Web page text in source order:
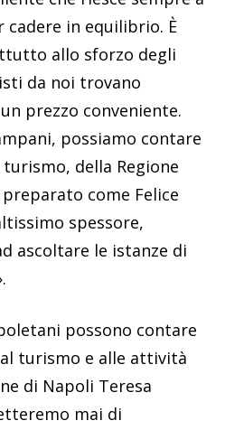
in equilibrio. È
allo sforzo degli
da noi trovano
prezzo conveniente.
possiamo contare
della Regione
come Felice
spessore,
ascoltare le istanze di
possono contare
al turismo e alle attività
di Napoli Teresa
mai di